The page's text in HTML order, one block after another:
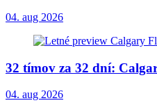
04. aug 2026
32 tímov za 32 dní:
04. aug 2026